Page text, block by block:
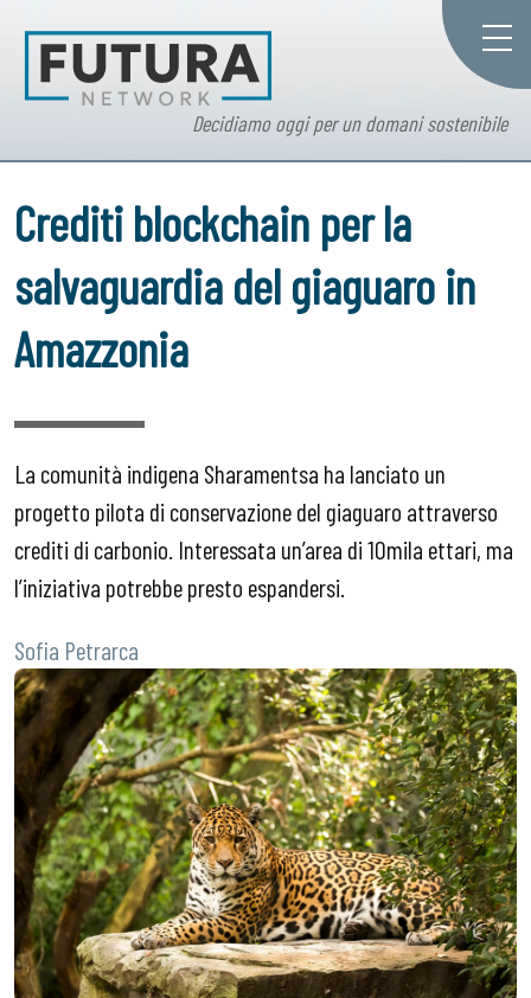
Decidiamo oggi per un domani sostenibile
Crediti blockchain per la
salvaguardia del giaguaro in
Amazzonia
La comunità indigena Sharamentsa ha lanciato un
progetto pilota di conservazione del giaguaro attraverso
crediti di carbonio. Interessata un’area di 10mila ettari, ma
l’iniziativa potrebbe presto espandersi.
Sofia Petrarca